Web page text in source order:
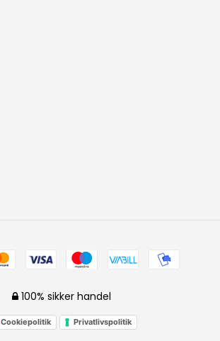
100% sikker handel
Cookiepolitik Privatlivspolitik